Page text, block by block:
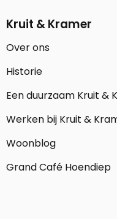
Kruit & Kramer
Over ons
Historie
Een duurzaam Kruit &
Werken bij Kruit &
Woonblog
Grand Café Hoendiep